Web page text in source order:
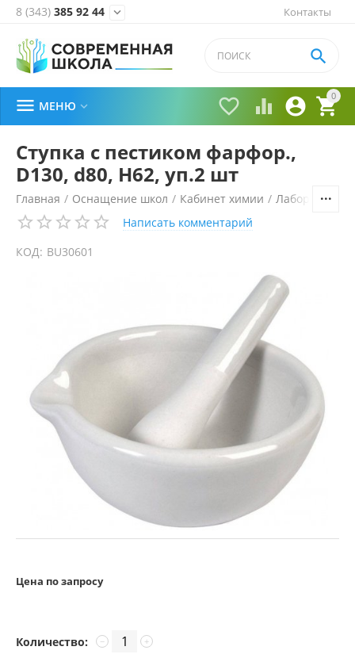
Контакты
8 (343) 385 92 44 
0


 

 МЕНЮ 
Ступка с пестиком фарфор.,
D130, d80, Н62, уп.2 шт
Главная / Оснащение школ / Кабинет химии /
Написать комментарий
КОД: BU30601
Цена по запросу
Количество: +
−